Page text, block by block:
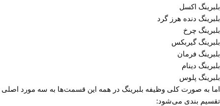
بلبرینگ اکسل
بلبرینگ دنده هرز گرد
بلبرینگ چرخ
بلبرینگ گیربکس
بلبرینگ فرمان
بلبرینگ دینام
بلبرینگ پلوس
اما به صورت کلی وظیفه بلبرینگ در همه این قسمت‌ها به سه مورد اصلی
تقسیم بندی می‌شود: